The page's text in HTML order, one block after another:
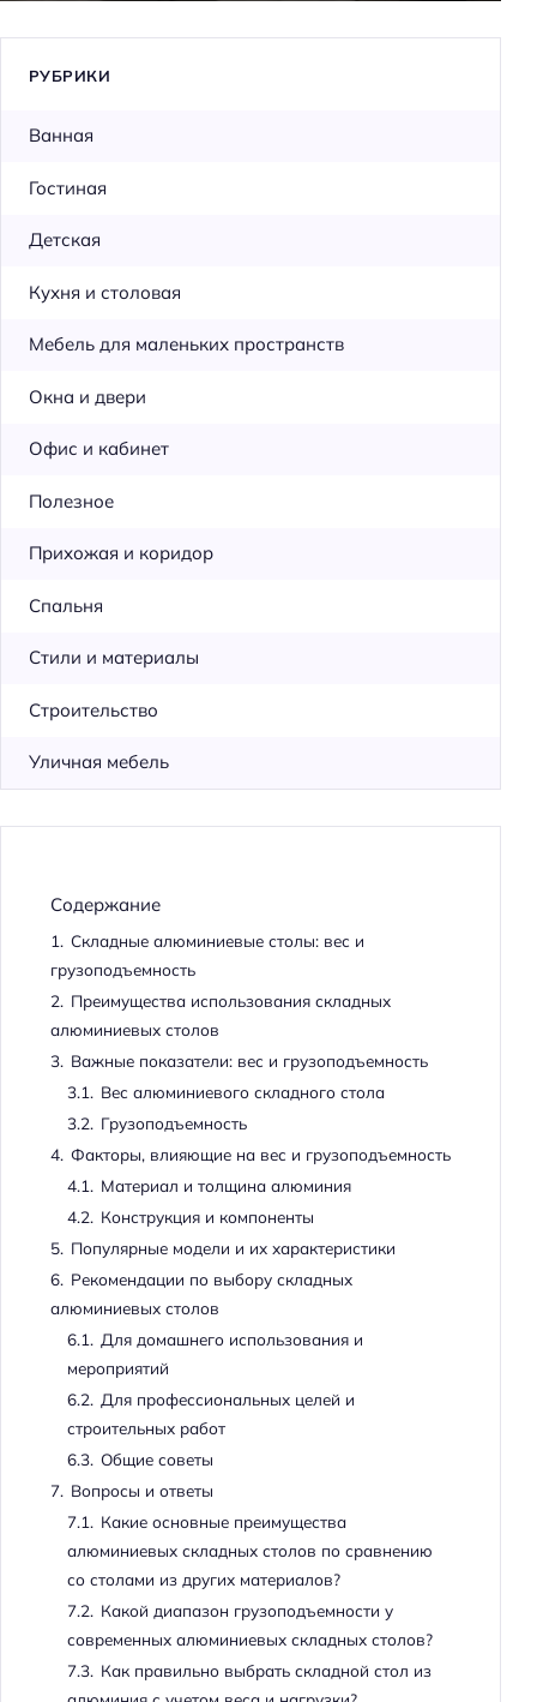
РУБРИКИ
Ванная
Гостиная
Детская
Кухня и столовая
Мебель для маленьких пространств
Окна и двери
Офис и кабинет
Полезное
Прихожая и коридор
Спальня
Стили и материалы
Строительство
Уличная мебель
Содержание
1. Складные алюминиевые столы: вес и
грузоподъемность
2. Преимущества использования складных
алюминиевых столов
3. Важные показатели: вес и грузоподъемность
3.1. Вес алюминиевого складного стола
3.2. Грузоподъемность
4. Факторы, влияющие на вес и грузоподъемность
4.1. Материал и толщина алюминия
4.2. Конструкция и компоненты
5. Популярные модели и их характеристики
6. Рекомендации по выбору складных
алюминиевых столов
6.1. Для домашнего использования и
мероприятий
6.2. Для профессиональных целей и
строительных работ
6.3. Общие советы
7. Вопросы и ответы
7.1. Какие основные преимущества
алюминиевых складных столов по сравнению
со столами из других материалов?
7.2. Какой диапазон грузоподъемности у
современных алюминиевых складных столов?
7.3. Как правильно выбрать складной стол из